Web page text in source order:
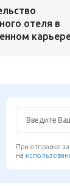
отеля в
При отправке
на